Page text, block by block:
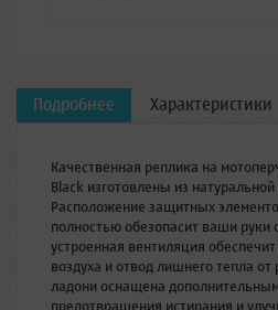
Подробнее Характеристики
Качественная реплика на
Black изготовлены из
Расположение защитных
полностью обезопасит ваши руки
устроенная вентиляция
воздуха и отвод лишнего тепла от
ладони оснащена